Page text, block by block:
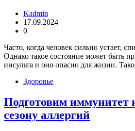
Kadmin
17.09.2024
0
Часто, когда человек сильно устает,
Однако такое состояние может быть
инсульта и оно опасно для жизни.
Здоровье
Подготовим иммунитет
сезону аллергий